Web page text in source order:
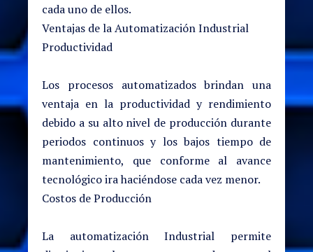
cada uno de ellos.
Ventajas de la Automatización Industrial
Productividad
Los procesos automatizados brindan una
ventaja en la productividad y rendimiento
debido a su alto nivel de producción durante
periodos continuos y los bajos tiempo de
mantenimiento, que conforme al avance
tecnológico ira haciéndose cada vez menor.
Costos de Producción
La automatización Industrial permite